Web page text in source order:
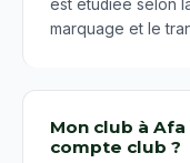
est étudiée selon
marquage et le
Mon club à
compte club ?